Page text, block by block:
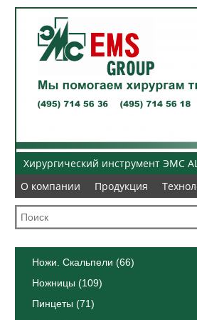
Хирургический инструмент ЭМС
О компании
Продукция
О компании
Продукция
Ножи. Скальпели (66)
Ножницы (109)
Пинцеты (71)